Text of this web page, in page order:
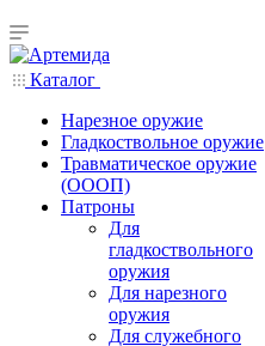
Каталог
Нарезное оружие
Гладкоствольное оружие
Травматическое оружие
(ОООП)
Патроны
Для
гладкоствольного
оружия
Для нарезного
оружия
Для служебного